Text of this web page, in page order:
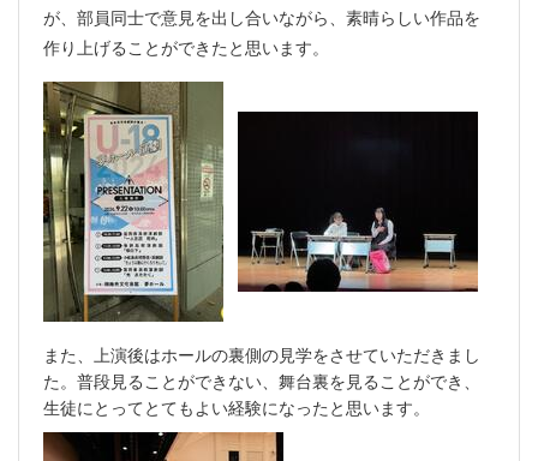
が、部員同士で意見を出し合いながら、素晴らしい作品を
作り上げることができたと思います。
また、上演後はホールの裏側の見学をさせていただきまし
た。普段見ることができない、舞台裏を見ることができ、
生徒にとってとてもよい経験になったと思います。